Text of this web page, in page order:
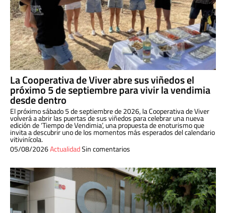
La Cooperativa de Viver abre sus viñedos el
próximo 5 de septiembre para vivir la vendimia
desde dentro
El próximo sábado 5 de septiembre de 2026, la Cooperativa de Viver
volverá a abrir las puertas de sus viñedos para celebrar una nueva
edición de ‘Tiempo de Vendimia’, una propuesta de enoturismo que
invita a descubrir uno de los momentos más esperados del calendario
vitivinícola.
05/08/2026ActualidadSin comentarios